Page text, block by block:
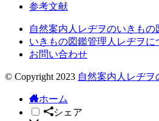
参考文献
自然案内人レヂヲのいきもの
いきもの図鑑管理人レヂヲに
お問い合わせ
© Copyright 2023 自然案内人レヂ
ホーム
シェア